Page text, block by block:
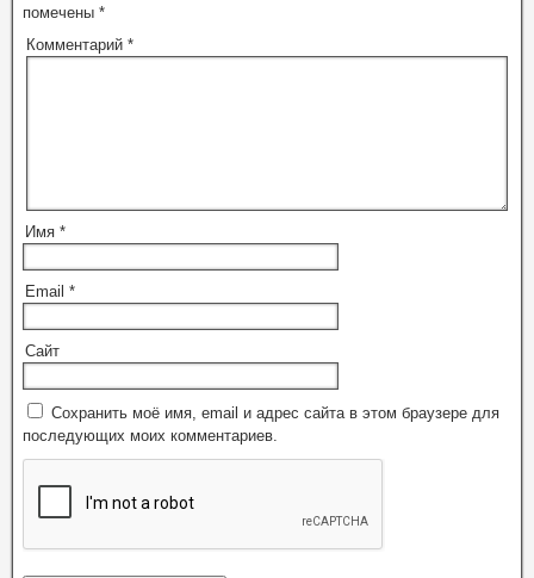
помечены *
Комментарий *
Имя *
Email *
Сайт
Сохранить моё имя, email и адрес сайта в этом браузере для
последующих моих комментариев.